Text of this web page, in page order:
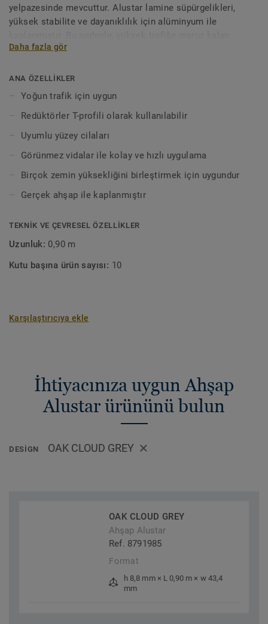
yelpazesinde mevcuttur. Alustar lamine süpürgelikleri,
yüksek stabilite ve dayanıklılık için alüminyum ile
alanlarda zemin yüksekliklerini birleştirmek için uygundur.
farklılıklar görülebilir.
Daha fazla gör
ANA ÖZELLİKLER
Yoğun trafik için uygun
Redüktörler T-profili olarak kullanılabilir
Uyumlu yüzey cilaları
Görünmez vidalar ile kolay ve hızlı uygulama
Birçok zemin yüksekliğini birleştirmek için uygundur
Gerçek ahşap ile kaplanmıştır
TEKNIK VE ÇEVRESEL ÖZELLIKLER
Uzunluk: 0,90 m
Kutu başına ürün sayısı: 10
Karşılaştırıcıya ekle
İhtiyacınıza uygun Ahşap
Alustar ürününü bulun
DESIGN OAK CLOUD GREY
OAK CLOUD GREY
Ahşap Alustar
Ref. 8791985
Format
h 8,8 mm × L 0,90 m × w 43,4
mm